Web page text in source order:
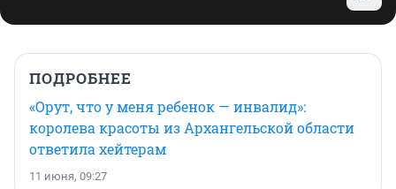
ПОДРОБНЕЕ
«Орут, что у меня ребенок — инвалид»:
королева красоты из Архангельской области
ответила хейтерам
11 июня, 09:27